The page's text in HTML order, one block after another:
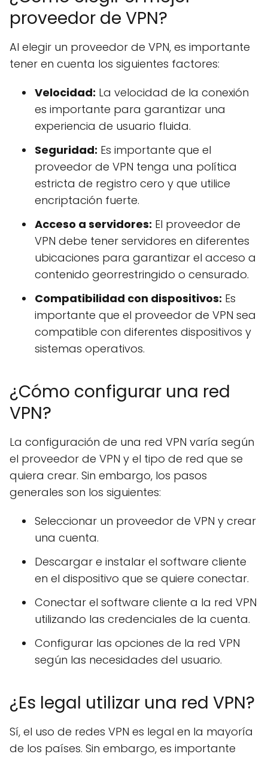
proveedor de VPN?
Al elegir un proveedor de VPN, es importante
tener en cuenta los siguientes factores:
Velocidad: La velocidad de la conexión
es importante para garantizar una
experiencia de usuario fluida.
Seguridad: Es importante que el
proveedor de VPN tenga una política
estricta de registro cero y que utilice
encriptación fuerte.
Acceso a servidores: El proveedor de
VPN debe tener servidores en diferentes
ubicaciones para garantizar el acceso a
contenido georrestringido o censurado.
Compatibilidad con dispositivos: Es
importante que el proveedor de VPN sea
compatible con diferentes dispositivos y
sistemas operativos.
¿Cómo configurar una red
VPN?
La configuración de una red VPN varía según
el proveedor de VPN y el tipo de red que se
quiera crear. Sin embargo, los pasos
generales son los siguientes:
Seleccionar un proveedor de VPN y crear
una cuenta.
Descargar e instalar el software cliente
en el dispositivo que se quiere conectar.
Conectar el software cliente a la red VPN
utilizando las credenciales de la cuenta.
Configurar las opciones de la red VPN
según las necesidades del usuario.
¿Es legal utilizar una red VPN?
Sí, el uso de redes VPN es legal en la mayoría
de los países. Sin embargo, es importante